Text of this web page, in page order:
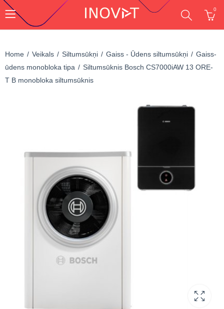
0
Home Veikals Siltumsūkņi Gaiss - Ūdens siltumsūkņi
Gaiss-
ūdens monobloka tipa
Siltumsūknis Bosch CS7000iAW 13 ORE-
T B monobloka siltumsūknis